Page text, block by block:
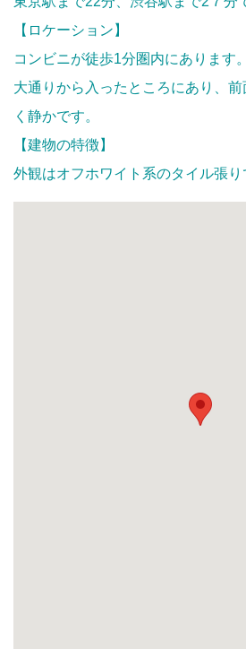
【ロケーション】
コンビニが徒歩1分圏内にあります。
大通りから入ったところにあり、
く静かです。
【建物の特徴】
外観はオフホワイト系のタイル張り